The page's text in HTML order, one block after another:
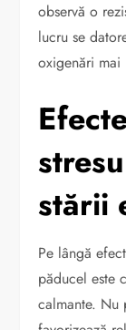
observă o
lucru se
oxigenări mai
stării
Pe lângă
păducel este
calmante. Nu